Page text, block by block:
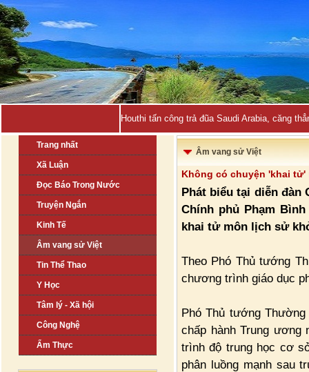
Houthi tấn công trả đũa Saudi Arabia, căng
Trang nhất
Xã Luận
Đọc Báo Trong Nước
Truyện Ngắn
Kinh Tế
Âm vang sử Việt
Tin Thể Thao
Y Học
Tâm lý - Xã hội
Công Nghệ
Ẩm Thực
Âm vang sử Việt
Không có chuyện 'khai tử'
Phát biểu tại diễn
Chính phủ Phạm
khai tử môn lịch sử
Theo Phó Thủ tướng
chương trình giáo dục
Phó Thủ tướng
chấp hành Trung ương
trình độ trung học cơ
phân luồng mạnh sau